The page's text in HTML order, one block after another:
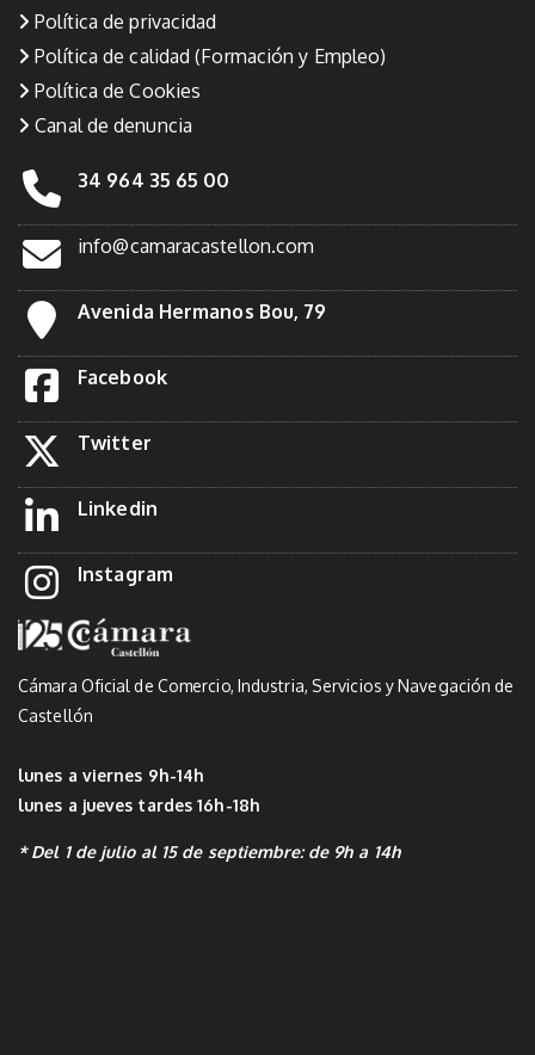
Política de privacidad
Política de calidad (Formación y Empleo)
Política de Cookies
Canal de denuncia
34 964 35 65 00
info@camaracastellon.com
Avenida Hermanos Bou, 79
Facebook
Twitter
Linkedin
Instagram
Cámara Oficial de Comercio, Industria, Servicios y Navegación de
Castellón
lunes a viernes 9h-14h
lunes a jueves tardes 16h-18h
* Del 1 de julio al 15 de septiembre: de 9h a 14h